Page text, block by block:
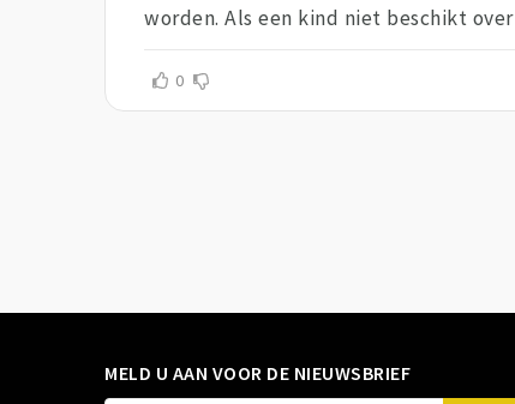
worden. Als een kind niet beschikt
0
MELD U AAN VOOR DE NIEUWSBRIEF